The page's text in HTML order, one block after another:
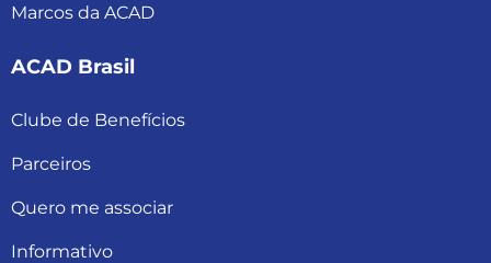
Marcos da ACAD
ACAD Brasil
Clube de Benefícios
Parceiros
Quero me associar
Informativo